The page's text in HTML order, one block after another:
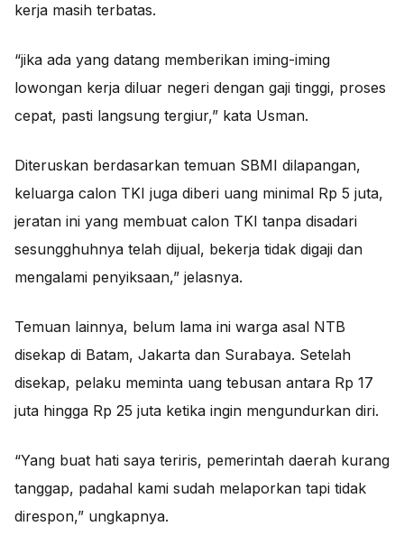
kerja masih terbatas.
“jika ada yang datang memberikan iming-iming
lowongan kerja diluar negeri dengan gaji tinggi, proses
cepat, pasti langsung tergiur,” kata Usman.
Diteruskan berdasarkan temuan SBMI dilapangan,
keluarga calon TKI juga diberi uang minimal Rp 5 juta,
jeratan ini yang membuat calon TKI tanpa disadari
sesungghuhnya telah dijual, bekerja tidak digaji dan
mengalami penyiksaan,” jelasnya.
Temuan lainnya, belum lama ini warga asal NTB
disekap di Batam, Jakarta dan Surabaya. Setelah
disekap, pelaku meminta uang tebusan antara Rp 17
juta hingga Rp 25 juta ketika ingin mengundurkan diri.
“Yang buat hati saya teriris, pemerintah daerah kurang
tanggap, padahal kami sudah melaporkan tapi tidak
direspon,” ungkapnya.